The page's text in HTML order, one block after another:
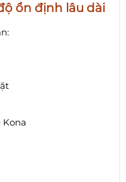
ổn định lâu dài
Kona